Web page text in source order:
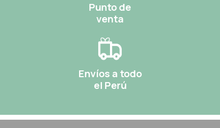
Punto de
venta
Envíos a todo
el Perú